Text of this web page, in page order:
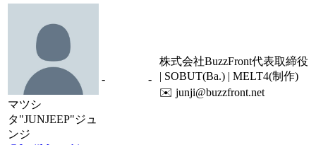
マツシ
タ"JUNJEEP"ジュ
ンジ
- -
株式会社BuzzFront代表取締役
| SOBUT(Ba.) | MELT4(制作)
✉️ junji@buzzfront.net